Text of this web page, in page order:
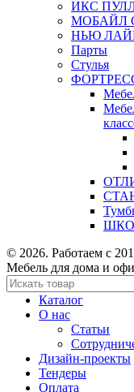
ИКС
МОБАЙЛ
НЬЮ
Парты
Стулья
© 2026. Работаем с
Мебель для дома и
Каталог
О нас
Статьи
Дизайн-проекты
Тендеры
Оплата